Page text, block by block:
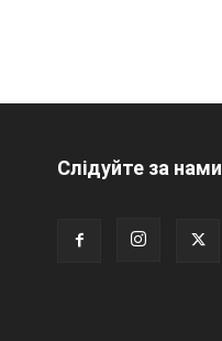
Слідуйте за нами